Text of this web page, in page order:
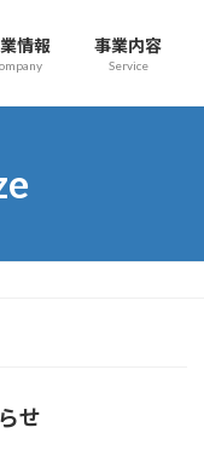
情報 事業内容
Service
せ